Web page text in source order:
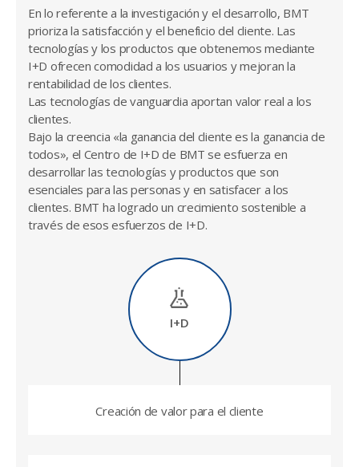
En lo referente a la investigación y el desarrollo, BMT
prioriza la satisfacción y el beneficio del cliente. Las
tecnologías y los productos que obtenemos mediante
I+D ofrecen comodidad a los usuarios y mejoran la
rentabilidad de los clientes.
Las tecnologías de vanguardia aportan valor real a los
clientes.
Bajo la creencia «la ganancia del cliente es la ganancia de
todos», el Centro de I+D de BMT se esfuerza en
desarrollar las tecnologías y productos que son
esenciales para las personas y en satisfacer a los
clientes. BMT ha logrado un crecimiento sostenible a
través de esos esfuerzos de I+D.
I+D
Creación de valor para el cliente